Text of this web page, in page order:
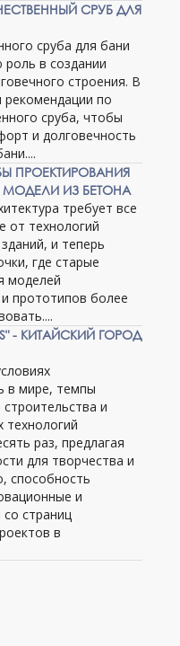
СРУБ ДЛЯ
сруба для бани
роль в создании
строения. В
по
сруба, чтобы
и долговечность
ПРОЕКТИРОВАНИЯ
ИЗ БЕТОНА
требует все
от технологий
и теперь
где старые
моделей
прототипов более
- КИТАЙСКИЙ ГОРОД
в мире, темпы
и
технологий
раз, предлагая
для творчества и
способность
и
страниц
в